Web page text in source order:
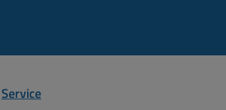
Service